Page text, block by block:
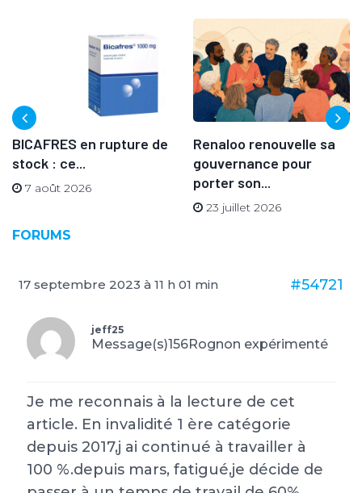
BICAFRES en rupture de
stock : ce...
7 août 2026
Renaloo renouvelle sa
gouvernance pour
porter son...
23 juillet 2026
FORUMS
17 septembre 2023 à 11 h 01 min #54721
jeff25
Message(s)156Rognon expérimenté
Je me reconnais à la lecture de cet
article. En invalidité 1 ère catégorie
depuis 2017,j ai continué à travailler à
100 %.depuis mars, fatigué,je décide de